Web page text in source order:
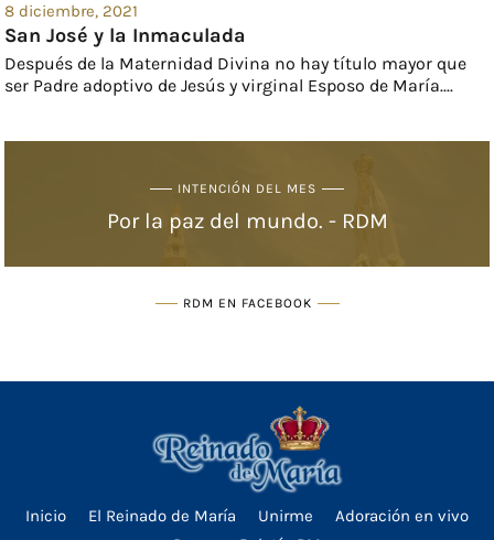
8 diciembre, 2021
San José y la Inmaculada
Después de la Maternidad Divina no hay título mayor que
ser Padre adoptivo de Jesús y virginal Esposo de María....
INTENCIÓN DEL MES
Por la paz del mundo. - RDM
RDM EN FACEBOOK
Inicio El Reinado de María Unirme
Adoración en vivo